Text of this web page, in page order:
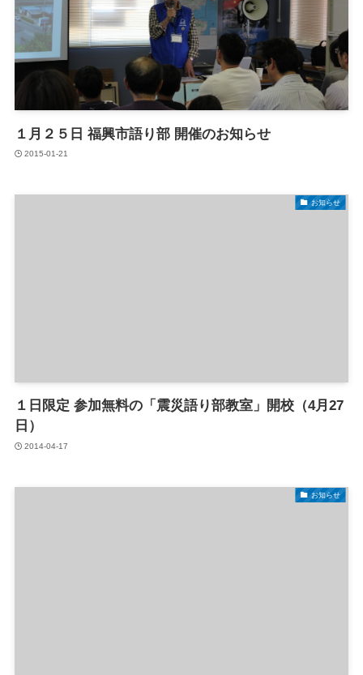
１月２５日 福興市語り部 開催のお知らせ
2015-01-21
お知らせ
１日限定 参加無料の「震災語り部教室」開校（4月27
日）
2014-04-17
お知らせ